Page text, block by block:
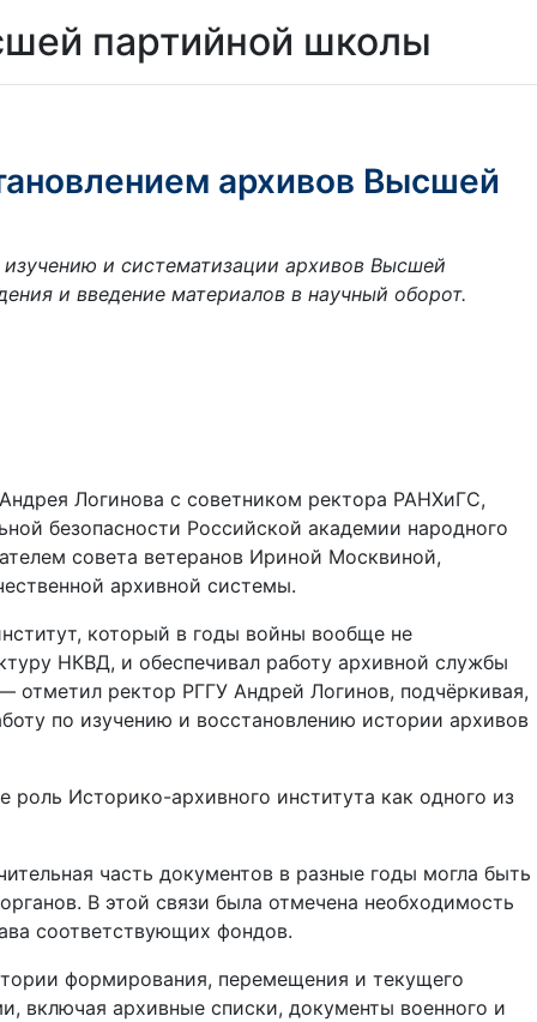
партийной школы
архивов Высшей
и систематизации архивов Высшей
и введение материалов в научный оборот.
Логинова с советником ректора РАНХиГС,
безопасности Российской академии народного
совета ветеранов Ириной Москвиной,
архивной системы.
который в годы войны вообще не
НКВД, и обеспечивал работу архивной службы
отметил ректор РГГУ Андрей Логинов, подчёркивая,
по изучению и восстановлению истории архивов
Историко-архивного института как одного из
часть документов в разные годы могла быть
В этой связи была отмечена необходимость
соответствующих фондов.
формирования, перемещения и текущего
включая архивные списки, документы военного и